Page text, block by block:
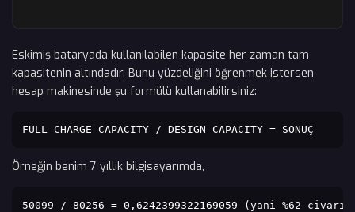
Eskimiş bataryada kullanılabilen kapasite her zaman tam
kapasitenin altındadır. Bunu yüzdeliğini öğrenmek istersen
hesap makinesinde şu formülü kullanabilirsiniz:
FULL CHARGE CAPACITY / DESIGN CAPACITY = SONUÇ
Örneğin benim 7 yıllık bilgisayarımda,
50099 / 80256 = 0,6242399322169059 (yani %62 civarı)